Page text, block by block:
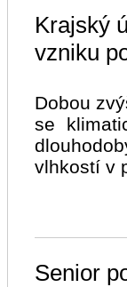
Krajský
vzniku
Dobou
se
vlhkostí v
Senior